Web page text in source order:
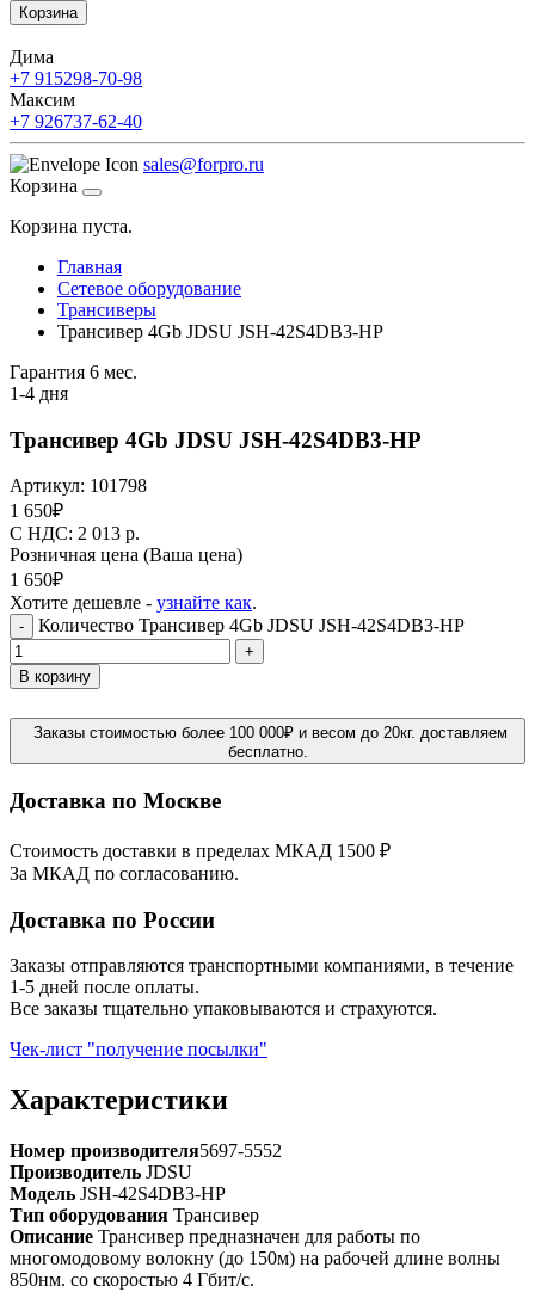
Корзина
Дима
+7 915298-70-98
Максим
+7 926737-62-40
sales@forpro.ru
Корзина
Корзина пуста.
Главная
Сетевое оборудование
Трансиверы
Трансивер 4Gb JDSU JSH-42S4DB3-HP
Гарантия 6 мес.
1-4 дня
Трансивер 4Gb JDSU JSH-42S4DB3-HP
Артикул: 101798
1 650₽
C НДС: 2 013 р.
Розничная цена (Ваша цена)
1 650₽
Хотите дешевле - узнайте как.
- Количество Трансивер 4Gb JDSU JSH-42S4DB3-HP
+
В корзину
Заказы стоимостью более 100 000₽ и весом до 20кг. доставляем
бесплатно.
Доставка по Москве
Стоимость доставки в пределах МКАД 1500 ₽
За МКАД по согласованию.
Доставка по России
Заказы отправляются транспортными компаниями, в течение
1-5 дней после оплаты.
Все заказы тщательно упаковываются и страхуются.
Чек-лист "получение посылки"
Характеристики
Номер производителя5697-5552
Производитель JDSU
Модель JSH-42S4DB3-HP
Тип оборудования Трансивер
Описание Трансивер предназначен для работы по
многомодовому волокну (до 150м) на рабочей длине волны
850нм. со скоростью 4 Гбит/с.